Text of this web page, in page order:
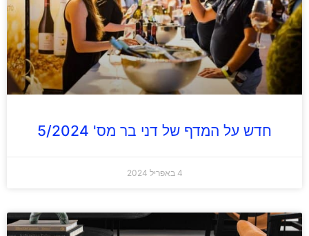
חדש על המדף של דני בר מס' 5/2024
4 באפריל 2024